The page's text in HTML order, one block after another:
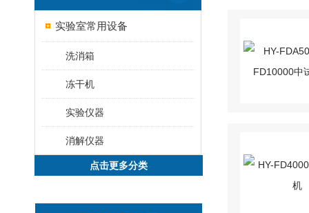
实验室常用设备
洗消箱
冻干机
实验仪器
消解仪器
点击更多分类